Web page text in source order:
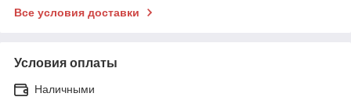
Все условия доставки
Условия оплаты
Наличными